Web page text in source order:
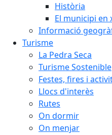
Història
El municipi en
Informació
Turisme
La Pedra Seca
Turisme Sostenible
Festes, fires i
Llocs d'interès
Rutes
On dormir
On menjar